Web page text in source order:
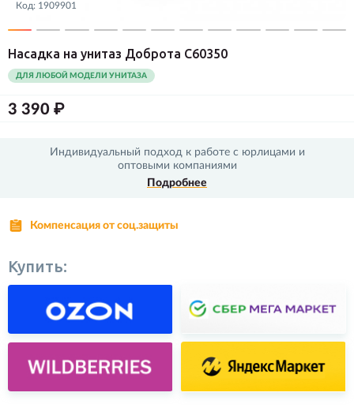
Код: 1909901
Насадка на унитаз Доброта С60350
ДЛЯ ЛЮБОЙ МОДЕЛИ УНИТАЗА
3 390 ₽
Индивидуальный подход к работе с юрлицами и
оптовыми компаниями
Подробнее
Компенсация от соц.защиты
Купить: